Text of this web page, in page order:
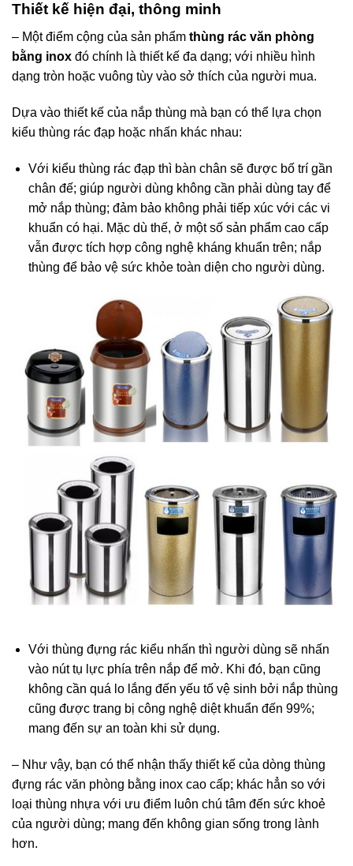
Thiết kế hiện đại, thông minh
– Một điểm cộng của sản phẩm thùng rác văn phòng
bằng inox đó chính là thiết kế đa dạng; với nhiều hình
dạng tròn hoặc vuông tùy vào sở thích của người mua.
Dựa vào thiết kế của nắp thùng mà bạn có thể lựa chọn
kiểu thùng rác đạp hoặc nhấn khác nhau:
Với kiểu thùng rác đạp thì bàn chân sẽ được bố trí gần
chân đế; giúp người dùng không cần phải dùng tay để
mở nắp thùng; đảm bảo không phải tiếp xúc với các vi
khuẩn có hại. Mặc dù thế, ở một số sản phẩm cao cấp
vẫn được tích hợp công nghệ kháng khuẩn trên; nắp
thùng để bảo vệ sức khỏe toàn diện cho người dùng.
Với thùng đựng rác kiểu nhấn thì người dùng sẽ nhấn
vào nút tụ lực phía trên nắp để mở. Khi đó, bạn cũng
không cần quá lo lắng đến yếu tố vệ sinh bởi nắp thùng
cũng được trang bị công nghệ diệt khuẩn đến 99%;
mang đến sự an toàn khi sử dụng.
– Như vậy, bạn có thể nhận thấy thiết kế của dòng thùng
đựng rác văn phòng bằng inox cao cấp; khác hẳn so với
loại thùng nhựa với ưu điểm luôn chú tâm đến sức khoẻ
của người dùng; mang đến không gian sống trong lành
hơn.